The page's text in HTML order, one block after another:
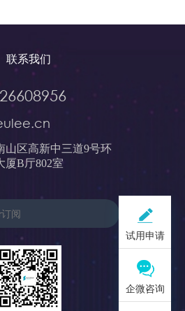
联系我们
山区高新中三道9号环
厦B厅802室
试用申请
企微咨询